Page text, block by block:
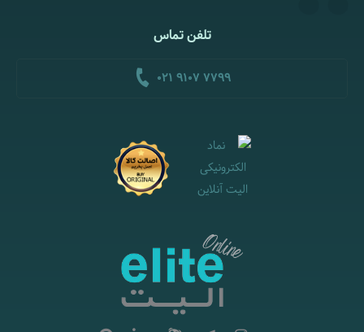
تلفن تماس
021 9107 7799